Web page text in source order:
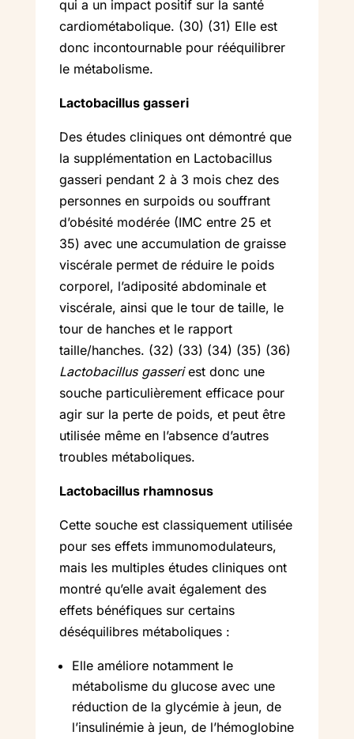
qui a un impact positif sur la santé
cardiométabolique. (30) (31) Elle est
donc incontournable pour rééquilibrer
le métabolisme.
Lactobacillus gasseri
Des études cliniques ont démontré que
la supplémentation en Lactobacillus
gasseri pendant 2 à 3 mois chez des
personnes en surpoids ou souffrant
d’obésité modérée (IMC entre 25 et
35) avec une accumulation de graisse
viscérale permet de réduire le poids
corporel, l’adiposité abdominale et
viscérale, ainsi que le tour de taille, le
tour de hanches et le rapport
taille/hanches. (32) (33) (34) (35) (36)
Lactobacillus gasseriest donc une
souche particulièrement efficace pour
agir sur la perte de poids, et peut être
utilisée même en l’absence d’autres
troubles métaboliques.
Lactobacillus rhamnosus
Cette souche est classiquement utilisée
pour ses effets immunomodulateurs,
mais les multiples études cliniques ont
montré qu’elle avait également des
effets bénéfiques sur certains
déséquilibres métaboliques :
Elle améliore notamment le
métabolisme du glucose avec une
réduction de la glycémie à jeun, de
l’insulinémie à jeun, de l’hémoglobine